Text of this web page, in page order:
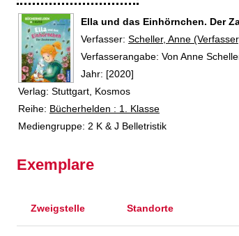
Ella und das Einhörnchen. Der
Verfasser: Suche nach diesem
Scheller, Anne
Verfasserangabe: Von Anne
Jahr: [2020]
Verlag: Stuttgart, Kosmos
Reihe: Bücherhelden : 1. Klasse
Mediengruppe: 2 K & J Belletristik
Exemplare
Zweigstelle Standorte